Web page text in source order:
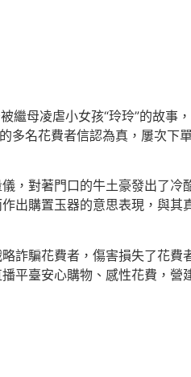
母凌虐小女孩“玲玲”的故事，
多名花費者信認為真，屢次下
，對著門口的牛土豪發出了冷
出購置玉器的意思表現，與其
詐騙花費者，傷害損失了花費
平臺安心購物、感性花費，營